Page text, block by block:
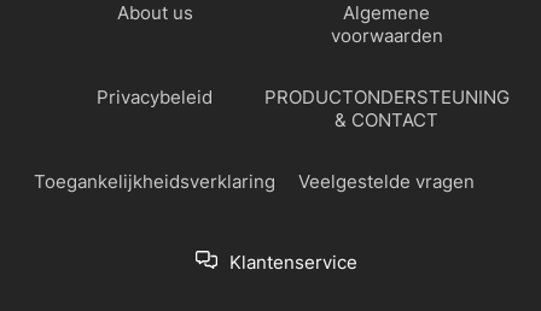
About us
Algemene
voorwaarden
Privacybeleid
PRODUCTONDERSTEUNING
& CONTACT
Toegankelijkheidsverklaring Veelgestelde vragen
Klantenservice